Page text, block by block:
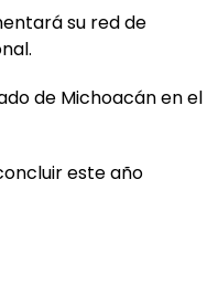
su red de
de Michoacán en el
este año